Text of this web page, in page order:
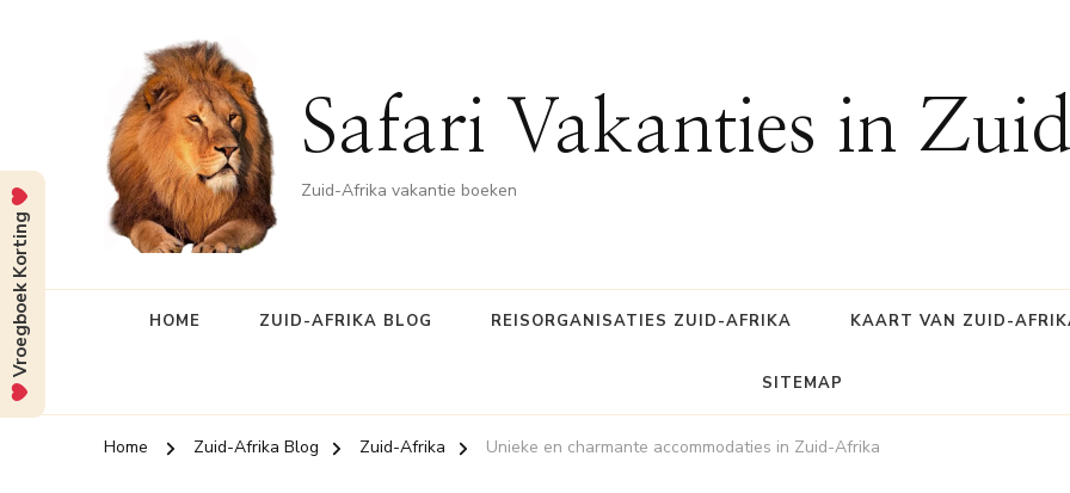
Safari Vakanties in
Zuid-Afrika vakantie boeken
HOME ZUID-AFRIKA BLOG REISORGANISATIES ZUID-AFRIKA KAART VAN ZUID-
SITEMAP
Home Zuid-Afrika Blog Zuid-Afrika Unieke en charmante accommodaties in Zuid-Afrika
Vroegboek Korting